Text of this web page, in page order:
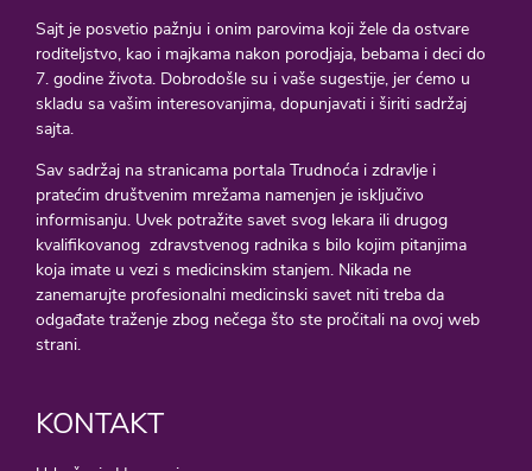
Sajt je posvetio pažnju i onim parovima koji žele da ostvare
roditeljstvo, kao i majkama nakon porodjaja, bebama i deci do
7. godine života. Dobrodošle su i vaše sugestije, jer ćemo u
skladu sa vašim interesovanjima, dopunjavati i širiti sadržaj
sajta.
Sav sadržaj na stranicama portala Trudnoća i zdravlje i
pratećim društvenim mrežama namenjen je isključivo
informisanju. Uvek potražite savet svog lekara ili drugog
kvalifikovanog zdravstvenog radnika s bilo kojim pitanjima
koja imate u vezi s medicinskim stanjem. Nikada ne
zanemarujte profesionalni medicinski savet niti treba da
odgađate traženje zbog nečega što ste pročitali na ovoj web
strani.
KONTAKT